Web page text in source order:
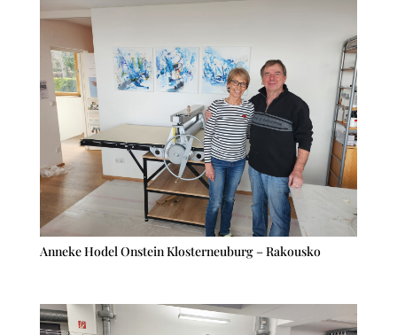
Anneke Hodel Onstein Klosterneuburg – Rakousko